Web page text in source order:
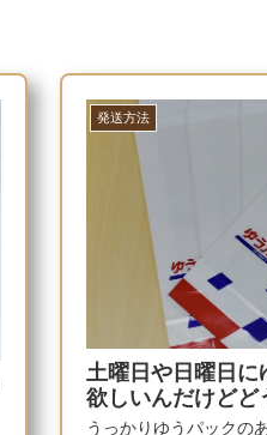
発送方法
土曜日や日曜日
欲しいんだけどど
うっかりゆうパックの